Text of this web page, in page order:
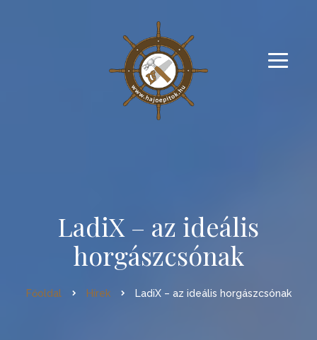
LadiX – az ideális
horgászcsónak
Főoldal Hírek LadiX – az ideális horgászcsónak